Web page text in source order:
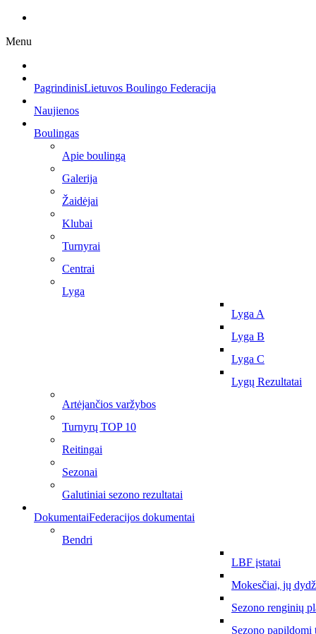
Menu
PagrindinisLietuvos Boulingo Federacija
Naujienos
Boulingas
Apie boulingą
Galerija
Žaidėjai
Klubai
Turnyrai
Centrai
Lyga
Lyga A
Lyga B
Lyga C
Lygų Rezultatai
Artėjančios varžybos
Turnyrų TOP 10
Reitingai
Sezonai
Galutiniai sezono rezultatai
DokumentaiFederacijos dokumentai
Bendri
LBF įstatai
Mokesčiai, jų
Sezono renginių
Sezono papildomi